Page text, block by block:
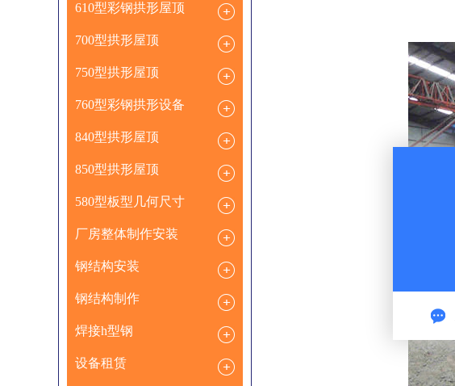
610型彩钢拱形屋顶
700型拱形屋顶
750型拱形屋顶
760型彩钢拱形设备
840型拱形屋顶
850型拱形屋顶
580型板型几何尺寸
厂房整体制作安装
钢结构安装
钢结构制作
焊接h型钢
设备租赁